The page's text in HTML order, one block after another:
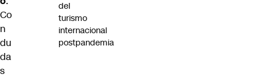
Co
n
du
da
s
del
turismo
internacional
postpandemia